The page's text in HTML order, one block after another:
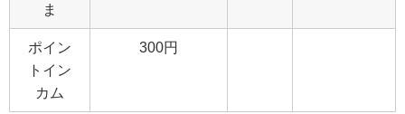
ま
ポイン
トイン
カム
300円